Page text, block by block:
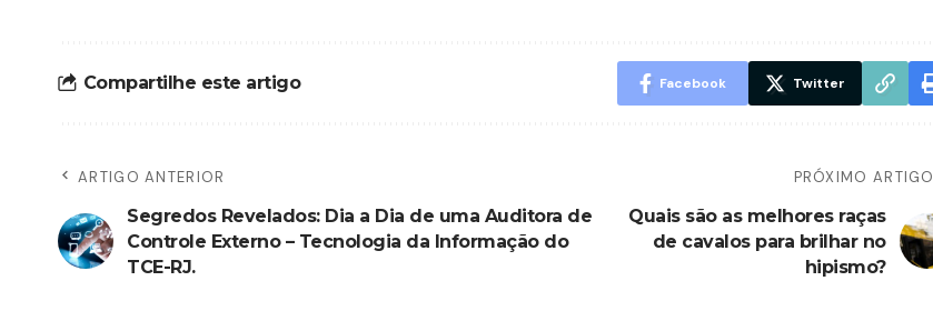
Compartilhe este artigo Facebook Twitter
ARTIGO ANTERIOR
Segredos Revelados: Dia a Dia de uma Auditora de
Controle Externo – Tecnologia da Informação do
TCE-RJ.
PRÓXIMO ARTIGO
Quais são as melhores raças
de cavalos para brilhar no
hipismo?